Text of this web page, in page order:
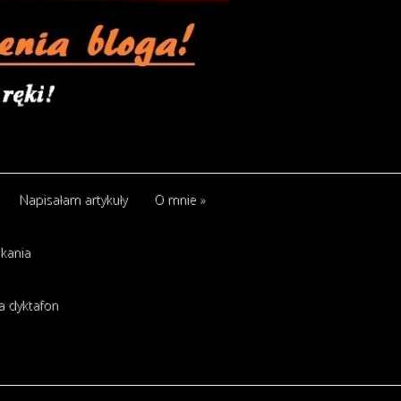
Napisałam artykuły
Napisałam artykuły
O mnie »
dyktafon